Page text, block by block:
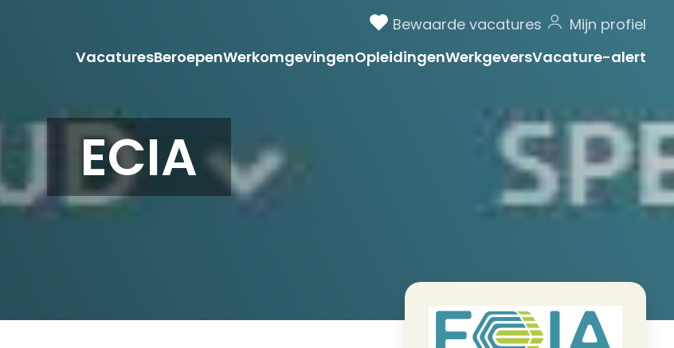
Bewaarde vacatures
Mijn profiel
VacaturesBeroepenWerkomgevingenOpleidingenWerkgeversVacature-alert
ECIA